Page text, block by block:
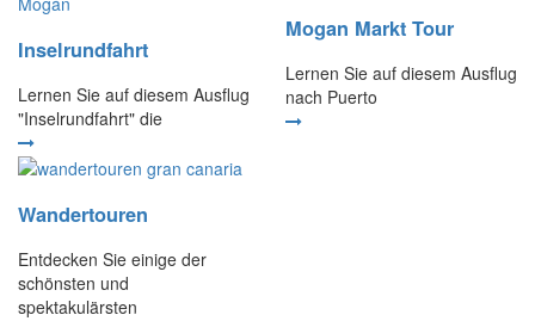
Inselrundfahrt
Lernen Sie auf diesem Ausflug
"Inselrundfahrt" die
Mogan Markt Tour
Lernen Sie auf diesem Ausflug
nach Puerto
Wandertouren
Entdecken Sie einige der
schönsten und
spektakulärsten